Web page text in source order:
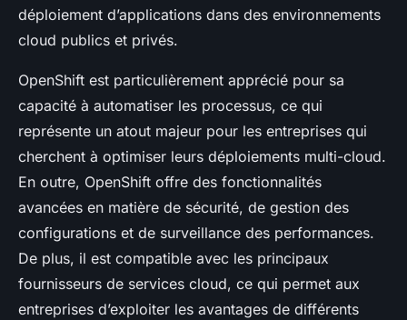
déploiement d’applications dans des environnements
cloud publics et privés.
OpenShift est particulièrement apprécié pour sa
capacité à automatiser les processus, ce qui
représente un atout majeur pour les entreprises qui
cherchent à optimiser leurs déploiements multi-cloud.
En outre, OpenShift offre des fonctionnalités
avancées en matière de sécurité, de gestion des
configurations et de surveillance des performances.
De plus, il est compatible avec les principaux
fournisseurs de services cloud, ce qui permet aux
entreprises d’exploiter les avantages de différents